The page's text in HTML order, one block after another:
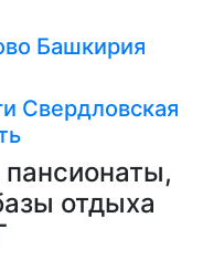
Башкирия
Свердловская
отдыха